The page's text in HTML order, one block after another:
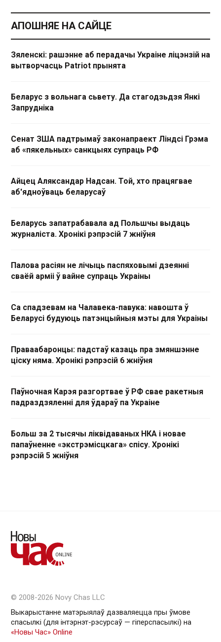
АПОШНЯЕ НА САЙЦЕ
Зяленскі: рашэнне аб перадачы Украіне ліцэнзій на
вытворчасць Patriot прынята
Беларус з вольнага сьвету. Да стагодзьдзя Янкі
Запрудніка
Сенат ЗША падтрымаў законапраект Ліндсі Грэма
аб «пякельных» санкцыях супраць РФ
Айцец Аляксандар Надсан. Той, хто працягвае
аб'ядноўваць беларусаў
Беларусь запатрабавала ад Польшчы выдаць
журналіста. Хронікі рэпрэсій 7 жніўня
Палова расіян не лічыць паспяховымі дзеянні
сваёй арміі ў вайне супраць Украіны
Са спадзевам на Чалавека-павука: навошта ў
Беларусі будуюць патэнцыйныя мэты для Украіны
Праваабаронцы: падстаў казаць пра змяншэнне
ціску няма. Хронікі рэпрэсій 6 жніўня
Паўночная Карэя разгортвае ў РФ свае ракетныя
падраздзяленні для ўдараў па Украіне
Больш за 2 тысячы ліквідаваных НКА і новае
папаўненне «экстрэмісцкага» спісу. Хронікі
рэпрэсій 5 жніўня
© 2008-2026 Novy Chas LLC
Выкарыстанне матэрыялаў дазваляецца пры ўмове
спасылкі (для інтэрнэт-рэсурсаў — гiперспасылкi) на
«Новы Час» Online